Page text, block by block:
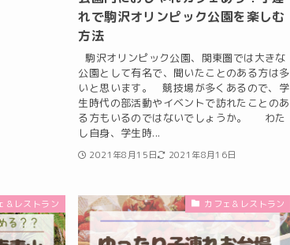
れで駒沢オリンピック公園を楽しむ
方法
駒沢オリンピック公園、関東圏では大きな
公園として有名で、聞いたことのある方は多
いと思います。 競技場が多くあるので、学
生時代の部活動やイベントで訪れたことのあ
る方もいるのではないでしょうか。 わた
し自身、学生時...
2021年8月15日 2021年8月16日
＆レストラン カフェ＆レストラン